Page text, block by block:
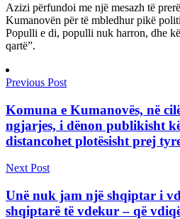
Azizi përfundoi me një mesazh të
Kumanovën për të mbledhur pikë
Populli e di, populli nuk harron, dhe
qartë”.
Previous Post
Komuna e Kumanovës, në
ngjarjes, i dënon publikisht
distancohet plotësisht prej
Next Post
Unë nuk jam një shqiptar i
shqiptarë të vdekur – që